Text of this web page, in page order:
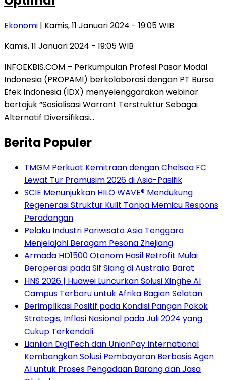
Ekonomi | Kamis, 11 Januari 2024 - 19:05 WIB
Kamis, 11 Januari 2024 - 19:05 WIB
INFOEKBIS.COM – Perkumpulan Profesi Pasar Modal
Indonesia (PROPAMI) berkolaborasi dengan PT Bursa
Efek Indonesia (IDX) menyelenggarakan webinar
bertajuk “Sosialisasi Warrant Terstruktur Sebagai
Alternatif Diversifikasi…
Berita Populer
TMGM Perkuat Kemitraan dengan Chelsea FC
Lewat Tur Pramusim 2026 di Asia-Pasifik
SCIE Menunjukkan HILO WAVE® Mendukung
Regenerasi Struktur Kulit Tanpa Memicu Respons
Peradangan
Pelaku Industri Pariwisata Asia Tenggara
Menjelajahi Beragam Pesona Zhejiang
Armada HD1500 Otonom Hasil Retrofit Mulai
Beroperasi pada Sif Siang di Australia Barat
HNS 2026 | Huawei Luncurkan Solusi Xinghe AI
Campus Terbaru untuk Afrika Bagian Selatan
Berimplikasi Positif pada Kondisi Pangan Pokok
Strategis, Inflasi Nasional pada Juli 2024 yang
Cukup Terkendali
Lianlian DigiTech dan UnionPay International
Kembangkan Solusi Pembayaran Berbasis Agen
AI untuk Proses Pengadaan Barang dan Jasa